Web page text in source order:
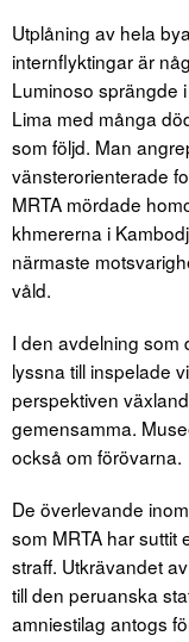
Utplåning av hela
internflyktingar är
Luminoso sprängde
Lima med många
som följd. Man
vänsterorienterade
MRTA mördade
khmererna i
närmaste
våld.
I den avdelning som
lyssna till inspelade
perspektiven
gemensamma.
också om förövarna.
De överlevande
som MRTA har suttit
straff. Utkrävandet
till den peruanska
amniestilag antogs